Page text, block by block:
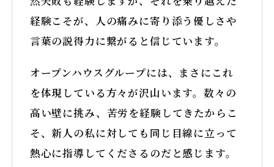
スペシャリスト（専門職）採用サイト
©2025 Open House Group Co.,LTD. All Rights Reserved.
TikTok
Instagram
YouTube
経験こそが、人の痛みに寄り添う優しさや
言葉の説得力に繋がると信じています。
オープンハウスグループには、まさにこれ
を体現している方々が沢山います。数々の
高い壁に挑み、苦労を経験してきたからこ
そ、新人の私に対しても同じ目線に立って
熱心に指導してくださるのだと感じます。